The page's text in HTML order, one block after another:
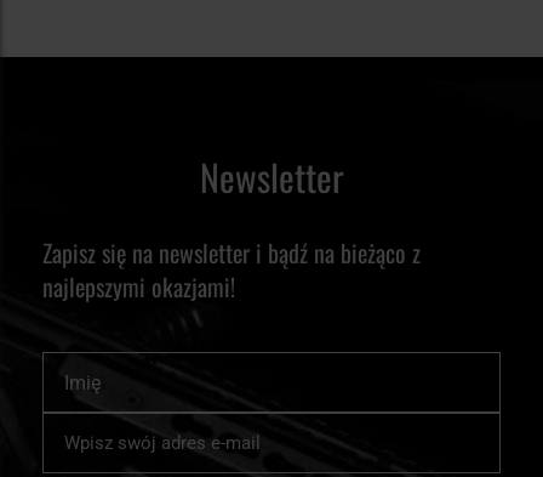
Newsletter
Zapisz się na newsletter i bądź na bieżąco z
najlepszymi okazjami!
nasz